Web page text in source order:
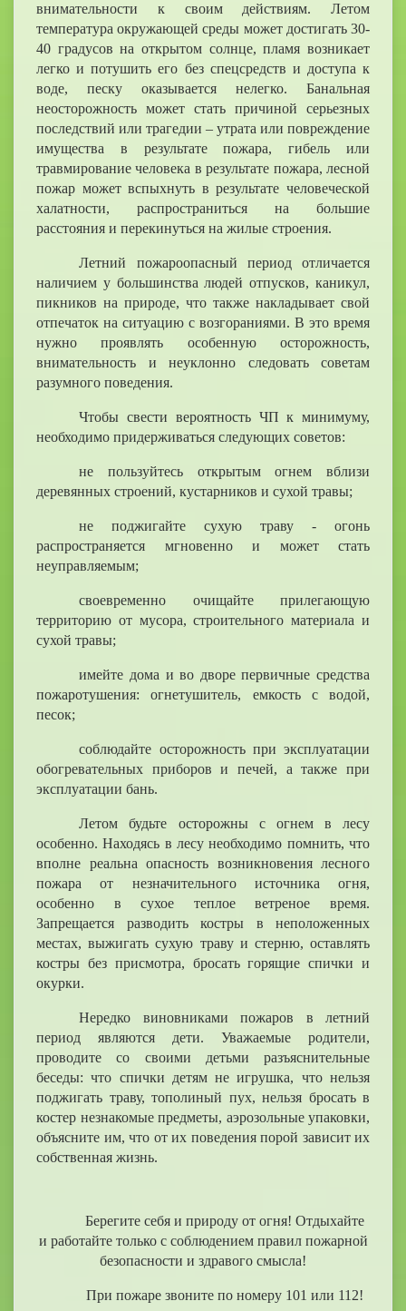
внимательности к своим действиям. Летом
температура окружающей среды может достигать 30-
40 градусов на открытом солнце, пламя возникает
легко и потушить его без спецсредств и доступа к
воде, песку оказывается нелегко. Банальная
неосторожность может стать причиной серьезных
последствий или трагедии – утрата или повреждение
имущества в результате пожара, гибель или
травмирование человека в результате пожара, лесной
пожар может вспыхнуть в результате человеческой
халатности, распространиться на большие
расстояния и перекинуться на жилые строения.
Летний пожароопасный период отличается
наличием у большинства людей отпусков, каникул,
пикников на природе, что также накладывает свой
отпечаток на ситуацию с возгораниями. В это время
нужно проявлять особенную осторожность,
внимательность и неуклонно следовать советам
разумного поведения.
Чтобы свести вероятность ЧП к минимуму,
необходимо придерживаться следующих советов:
не пользуйтесь открытым огнем вблизи
деревянных строений, кустарников и сухой травы;
не поджигайте сухую траву - огонь
распространяется мгновенно и может стать
неуправляемым;
своевременно очищайте прилегающую
территорию от мусора, строительного материала и
сухой травы;
имейте дома и во дворе первичные средства
пожаротушения: огнетушитель, емкость с водой,
песок;
соблюдайте осторожность при эксплуатации
обогревательных приборов и печей, а также при
эксплуатации бань.
Летом будьте осторожны с огнем в лесу
особенно. Находясь в лесу необходимо помнить, что
вполне реальна опасность возникновения лесного
пожара от незначительного источника огня,
особенно в сухое теплое ветреное время.
Запрещается разводить костры в неположенных
местах, выжигать сухую траву и стерню, оставлять
костры без присмотра, бросать горящие спички и
окурки.
Нередко виновниками пожаров в летний
период являются дети. Уважаемые родители,
проводите со своими детьми разъяснительные
беседы: что спички детям не игрушка, что нельзя
поджигать траву, тополиный пух, нельзя бросать в
костер незнакомые предметы, аэрозольные упаковки,
объясните им, что от их поведения порой зависит их
собственная жизнь.
Берегите себя и природу от огня! Отдыхайте
и работайте только с соблюдением правил пожарной
безопасности и здравого смысла!
При пожаре звоните по номеру 101 или 112!